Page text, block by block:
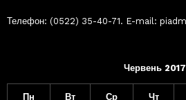
Телефон: (0522) 35-40-71. E-mail:
Червень 2017
Пн Вт Ср Чт